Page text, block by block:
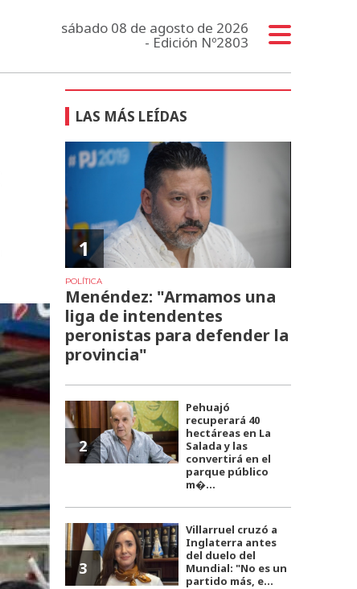
sábado 08 de agosto de 2026
- Edición Nº2803
LAS MÁS LEÍDAS
1
POLÍTICA
Menéndez: "Armamos una
liga de intendentes
peronistas para defender la
provincia"
2
Pehuajó
recuperará 40
hectáreas en La
Salada y las
convertirá en el
parque público
m�...
3
Villarruel cruzó a
Inglaterra antes
del duelo del
Mundial: "No es un
partido más, e...